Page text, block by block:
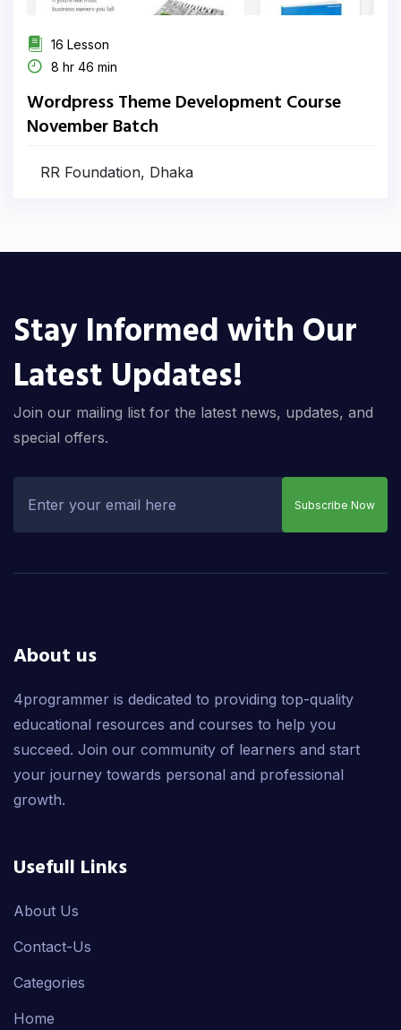
16 Lesson
8 hr 46 min
Wordpress Theme Development Course
November Batch
RR Foundation, Dhaka
Stay Informed with Our
Latest Updates!
Join our mailing list for the latest news, updates, and
special offers.
Subscribe Now
About us
4programmer is dedicated to providing top-quality
educational resources and courses to help you
succeed. Join our community of learners and start
your journey towards personal and professional
growth.
Usefull Links
About Us
Contact-Us
Categories
Home